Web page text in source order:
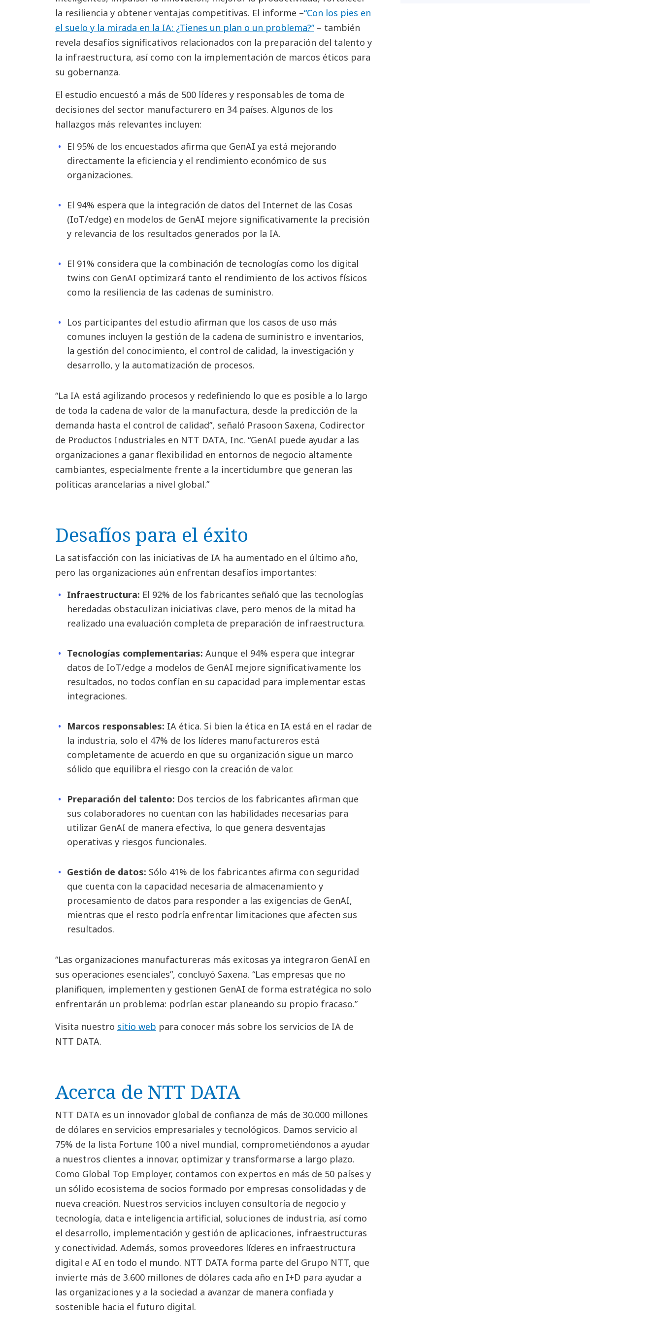
la resiliencia y obtener ventajas competitivas. El informe –“Con los pies en
el suelo y la mirada en la IA: ¿Tienes un plan o un problema?”– también
revela desafíos significativos relacionados con la preparación del talento y
la infraestructura, así como con la implementación de marcos éticos para
su gobernanza.
El estudio encuestó a más de 500 líderes y responsables de toma de
decisiones del sector manufacturero en 34 países. Algunos de los
hallazgos más relevantes incluyen:
El 95% de los encuestados afirma que GenAI ya está mejorando
directamente la eficiencia y el rendimiento económico de sus
organizaciones.
El 94% espera que la integración de datos del Internet de las Cosas
(IoT/edge) en modelos de GenAI mejore significativamente la precisión
y relevancia de los resultados generados por la IA.
El 91% considera que la combinación de tecnologías como los digital
twins con GenAI optimizará tanto el rendimiento de los activos físicos
como la resiliencia de las cadenas de suministro.
Los participantes del estudio afirman que los casos de uso más
comunes incluyen la gestión de la cadena de suministro e inventarios,
la gestión del conocimiento, el control de calidad, la investigación y
desarrollo, y la automatización de procesos.
“La IA está agilizando procesos y redefiniendo lo que es posible a lo largo
de toda la cadena de valor de la manufactura, desde la predicción de la
demanda hasta el control de calidad”, señaló Prasoon Saxena, Codirector
de Productos Industriales en NTT DATA, Inc. “GenAI puede ayudar a las
organizaciones a ganar flexibilidad en entornos de negocio altamente
cambiantes, especialmente frente a la incertidumbre que generan las
políticas arancelarias a nivel global.”
Desafíos para el éxito
La satisfacción con las iniciativas de IA ha aumentado en el último año,
pero las organizaciones aún enfrentan desafíos importantes:
Infraestructura: El 92% de los fabricantes señaló que las tecnologías
heredadas obstaculizan iniciativas clave, pero menos de la mitad ha
realizado una evaluación completa de preparación de infraestructura.
Tecnologías complementarias: Aunque el 94% espera que integrar
datos de IoT/edge a modelos de GenAI mejore significativamente los
resultados, no todos confían en su capacidad para implementar estas
integraciones.
Marcos responsables: IA ética. Si bien la ética en IA está en el radar de
la industria, solo el 47% de los líderes manufactureros está
completamente de acuerdo en que su organización sigue un marco
sólido que equilibra el riesgo con la creación de valor.
Preparación del talento: Dos tercios de los fabricantes afirman que
sus colaboradores no cuentan con las habilidades necesarias para
utilizar GenAI de manera efectiva, lo que genera desventajas
operativas y riesgos funcionales.
Gestión de datos: Sólo 41% de los fabricantes afirma con seguridad
que cuenta con la capacidad necesaria de almacenamiento y
procesamiento de datos para responder a las exigencias de GenAI,
mientras que el resto podría enfrentar limitaciones que afecten sus
resultados.
“Las organizaciones manufactureras más exitosas ya integraron GenAI en
sus operaciones esenciales”, concluyó Saxena. “Las empresas que no
planifiquen, implementen y gestionen GenAI de forma estratégica no solo
enfrentarán un problema: podrían estar planeando su propio fracaso.”
Visita nuestro sitio web para conocer más sobre los servicios de IA de
NTT DATA.
Acerca de NTT DATA
NTT DATA es un innovador global de confianza de más de 30.000 millones
de dólares en servicios empresariales y tecnológicos. Damos servicio al
75% de la lista Fortune 100 a nivel mundial, comprometiéndonos a ayudar
a nuestros clientes a innovar, optimizar y transformarse a largo plazo.
Como Global Top Employer, contamos con expertos en más de 50 países y
un sólido ecosistema de socios formado por empresas consolidadas y de
nueva creación. Nuestros servicios incluyen consultoría de negocio y
tecnología, data e inteligencia artificial, soluciones de industria, así como
el desarrollo, implementación y gestión de aplicaciones, infraestructuras
y conectividad. Además, somos proveedores líderes en infraestructura
digital e AI en todo el mundo. NTT DATA forma parte del Grupo NTT, que
invierte más de 3.600 millones de dólares cada año en I+D para ayudar a
las organizaciones y a la sociedad a avanzar de manera confiada y
sostenible hacia el futuro digital.